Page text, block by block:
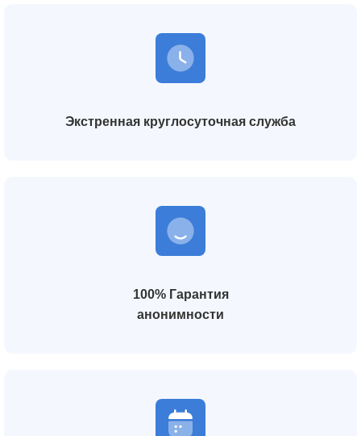
Экстренная круглосуточная служба
100% Гарантия
анонимности